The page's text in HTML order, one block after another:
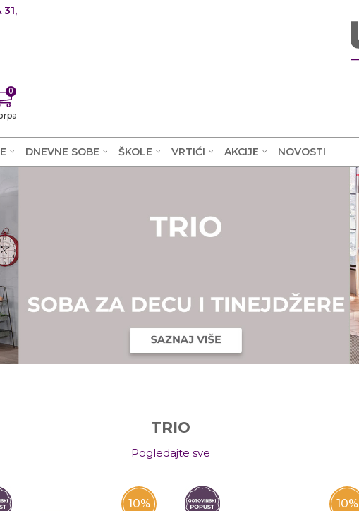
31,
0
DNEVNE SOBE ŠKOLE VRTIĆI AKCIJE NOVOSTI
TRIO
Pogledajte sve
10% 10%